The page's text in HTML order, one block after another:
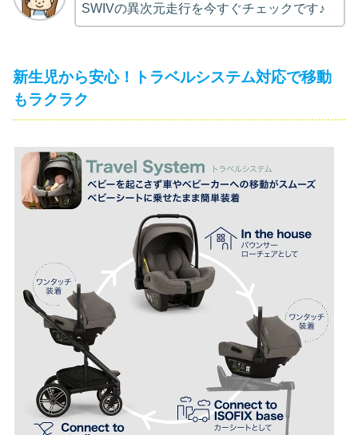
SWIVの異次元走行を今すぐチェックです♪
新生児から安心！トラベルシステム対応で移動
もラクラク